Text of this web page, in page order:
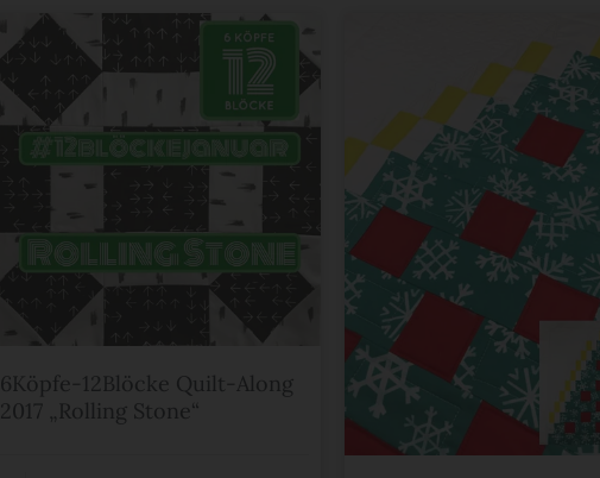
6Köpfe-12Blöcke Quilt-Along
2017 „Rolling Stone“